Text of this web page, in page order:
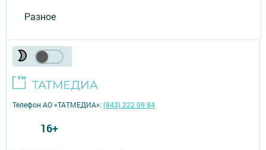
Разное
Телефон АО «ТАТМЕДИА»:(843) 222 09 84
16+